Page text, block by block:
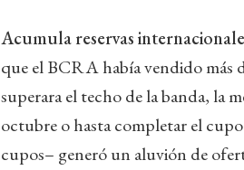
Acumula reservas
que el BCRA había vendido más
superara el techo de la banda, la
octubre o hasta completar el
cupos– generó un aluvión de